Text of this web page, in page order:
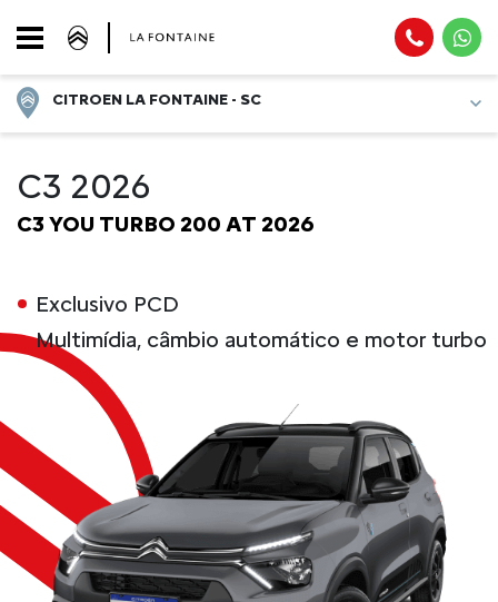
CITROEN LA FONTAINE - SC
C3 2026
C3 YOU TURBO 200 AT 2026
Exclusivo PCD
Multimídia, câmbio automático e motor turbo